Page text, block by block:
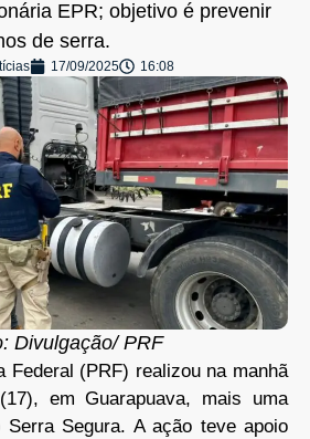
EPR; objetivo é prevenir
de serra.
17/09/2025 16:08
Divulgação/ PRF
Federal (PRF) realizou na manhã
em Guarapuava, mais uma
Serra Segura. A ação teve apoio